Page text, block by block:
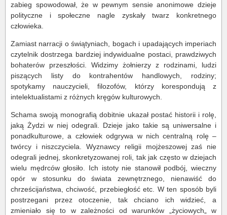
zabieg spowodował, że w pewnym sensie anonimowe dzieje
polityczne i społeczne nagle zyskały twarz konkretnego
człowieka.
Zamiast narracji o świątyniach, bogach i upadających imperiach
czytelnik dostrzega bardziej indywidualne postaci, prawdziwych
bohaterów przeszłości. Widzimy żołnierzy z rodzinami, ludzi
piszących listy do kontrahentów handlowych, rodziny;
spotykamy nauczycieli, filozofów, którzy korespondują z
intelektualistami z różnych kręgów kulturowych.
Schama swoją monografią dobitnie ukazał postać historii i rolę,
jaką Żydzi w niej odegrali. Dzieje jako takie są uniwersalne i
ponadkulturowe, a człowiek odgrywa w nich centralną rolę –
twórcy i niszczyciela. Wyznawcy religii mojżeszowej zaś nie
odegrali jednej, skonkretyzowanej roli, tak jak często w dziejach
wielu mędrców głosiło. Ich istoty nie stanowił podbój, wieczny
opór w stosunku do świata zewnętrznego, nienawiść do
chrześcijaństwa, chciwość, przebiegłość etc. W ten sposób byli
postrzegani przez otoczenie, tak chciano ich widzieć, a
zmieniało się to w zależności od warunków „życiowych„ w